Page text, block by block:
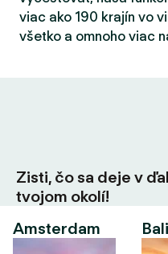
viac ako 190 krajín vo
všetko a omnoho viac
Zisti, čo sa deje v
tvojom okolí!
Amsterdam
Bali